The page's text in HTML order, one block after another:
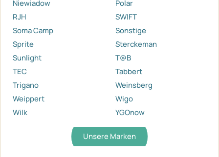
Niewiadow
Polar
RJH
SWIFT
Soma Camp
Sonstige
Sprite
Sterckeman
Sunlight
T@B
TEC
Tabbert
Trigano
Weinsberg
Weippert
Wigo
Wilk
YGOnow
Unsere Marken